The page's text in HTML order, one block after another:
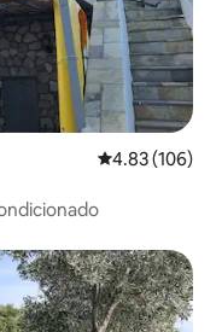
Calificación
4.83 (106)